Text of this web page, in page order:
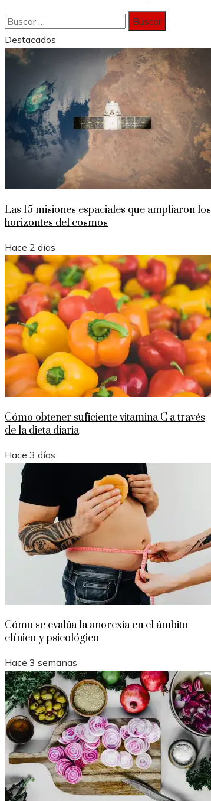
Buscar:
Destacados
Las 15 misiones espaciales que ampliaron los
horizontes del cosmos
Hace 2 días
Cómo obtener suficiente vitamina C a través
de la dieta diaria
Hace 3 días
Cómo se evalúa la anorexia en el ámbito
clínico y psicológico
Hace 3 semanas